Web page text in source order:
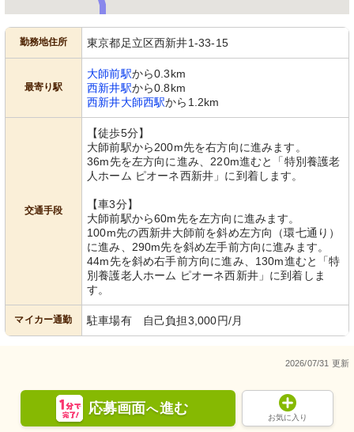
勤務地住所 東京都足立区西新井1-33-15
最寄り駅
大師前駅から0.3km
西新井駅から0.8km
西新井大師西駅から1.2km
交通手段
【徒歩5分】
大師前駅から200m先を右方向に進みます。
36m先を左方向に進み、220m進むと「特別養護老
人ホーム ピオーネ西新井」に到着します。
【車3分】
大師前駅から60m先を左方向に進みます。
100m先の西新井大師前を斜め左方向（環七通り）
に進み、290m先を斜め左手前方向に進みます。
44m先を斜め右手前方向に進み、130m進むと「特
別養護老人ホーム ピオーネ西新井」に到着しま
す。
マイカー通勤 駐車場有 自己負担3,000円/月
2026/07/31 更新
応募画面へ進む
お気に入り